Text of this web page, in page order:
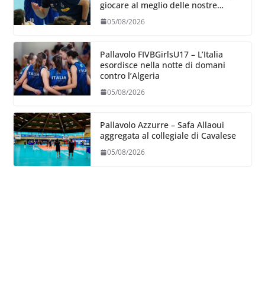
giocare al meglio delle nostre
05/08/2026
Pallavolo FIVBGirlsU17 – L’Italia
esordisce nella notte di domani
contro l’Algeria
05/08/2026
Pallavolo Azzurre – Safa Allaoui
aggregata al collegiale di Cavalese
05/08/2026